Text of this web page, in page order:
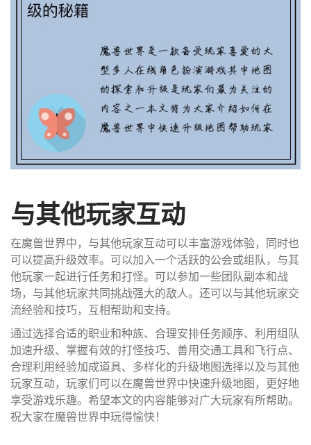
与其他玩家互动
在魔兽世界中，与其他玩家互动可以丰富游戏体验，同时也
可以提高升级效率。可以加入一个活跃的公会或组队，与其
他玩家一起进行任务和打怪。可以参加一些团队副本和战
场，与其他玩家共同挑战强大的敌人。还可以与其他玩家交
流经验和技巧，互相帮助和支持。
通过选择合适的职业和种族、合理安排任务顺序、利用组队
加速升级、掌握有效的打怪技巧、善用交通工具和飞行点、
合理利用经验加成道具、多样化的升级地图选择以及与其他
玩家互动，玩家们可以在魔兽世界中快速升级地图，更好地
享受游戏乐趣。希望本文的内容能够对广大玩家有所帮助。
祝大家在魔兽世界中玩得愉快！